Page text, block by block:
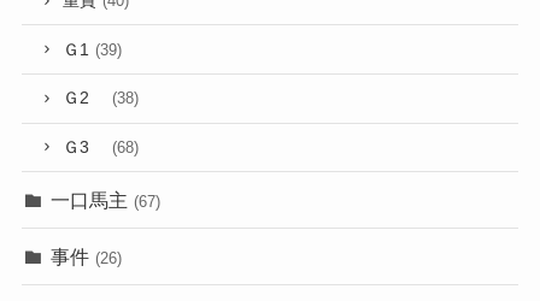
Ｇ1 (39)
Ｇ2 (38)
Ｇ3 (68)
一口馬主 (67)
事件 (26)